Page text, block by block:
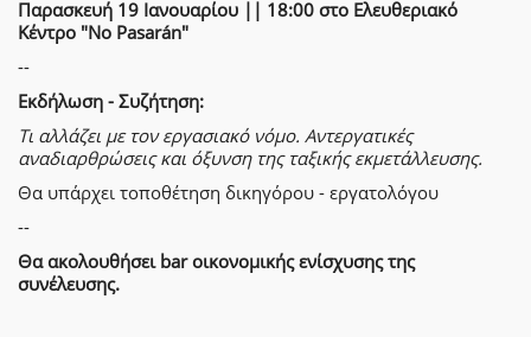
Παρασκευή 19 Ιανουαρίου || 18:00 στο Ελευθεριακό
Κέντρο "No Pasarán"
--
Εκδήλωση - Συζήτηση:
Τι αλλάζει με τον εργασιακό νόμο. Αντεργατικές
αναδιαρθρώσεις και όξυνση της ταξικής εκμετάλλευσης.
Θα υπάρχει τοποθέτηση δικηγόρου - εργατολόγου
--
Θα ακολουθήσει bar οικονομικής ενίσχυσης της
συνέλευσης.